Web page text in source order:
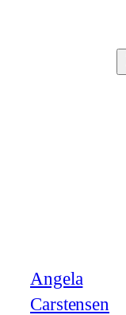
Angela
Carstensen